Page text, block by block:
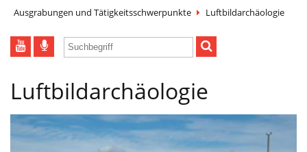
Aktuelles
BLDAM
Denkmale
Publikationen
Ausgrabungen und Tätigkeitsschwerpunkte
Luftbildarchäologie
Luftbildarchäologie